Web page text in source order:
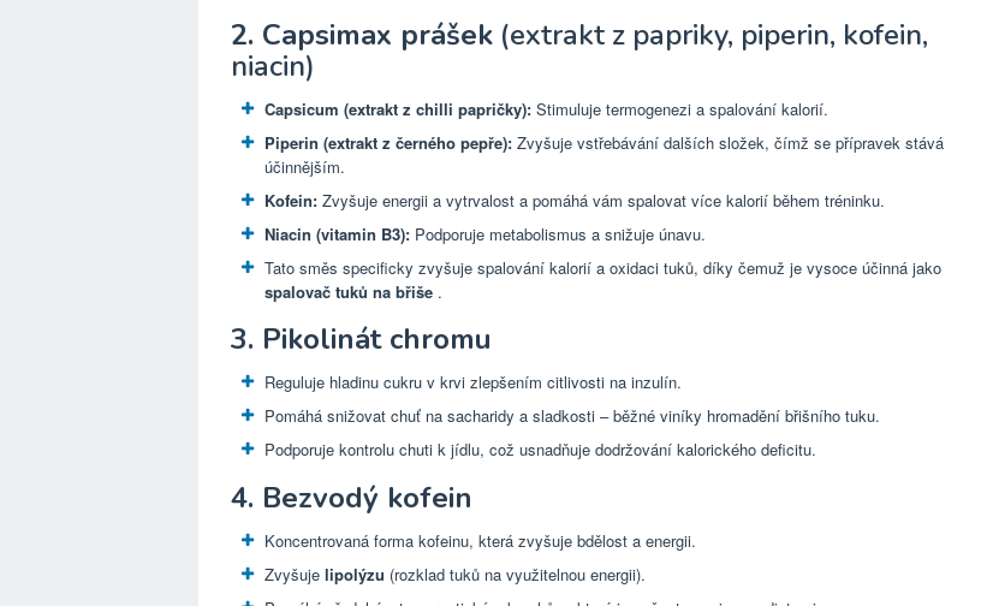
2. Capsimax prášek (extrakt z papriky, piperin, kofein,
niacin)
Capsicum (extrakt z chilli papričky): Stimuluje termogenezi a spalování kalorií.
Piperin (extrakt z černého pepře): Zvyšuje vstřebávání dalších složek, čímž se přípravek stává
účinnějším.
Kofein: Zvyšuje energii a vytrvalost a pomáhá vám spalovat více kalorií během tréninku.
Niacin (vitamin B3): Podporuje metabolismus a snižuje únavu.
Tato směs specificky zvyšuje spalování kalorií a oxidaci tuků, díky čemuž je vysoce účinná jako
spalovač tuků na břiše .
3. Pikolinát chromu
Reguluje hladinu cukru v krvi zlepšením citlivosti na inzulín.
Pomáhá snižovat chuť na sacharidy a sladkosti – běžné viníky hromadění břišního tuku.
Podporuje kontrolu chuti k jídlu, což usnadňuje dodržování kalorického deficitu.
4. Bezvodý kofein
Koncentrovaná forma kofeinu, která zvyšuje bdělost a energii.
Zvyšuje lipolýzu (rozklad tuků na využitelnou energii).